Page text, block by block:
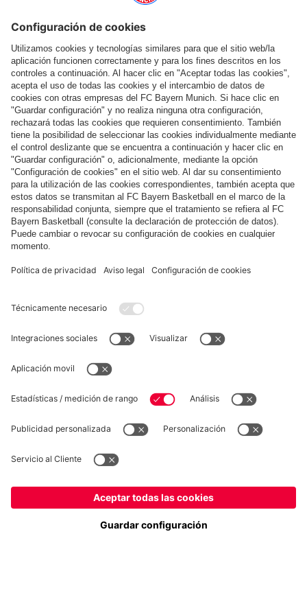
Más categorías
Síguenos
Pago y entrega
FC Bayern Store App
Privacidad
Configuración de las cookies
*Los precios incluyen el IVA y los gastos de envío
© FC Bayern München AG
FC Bayern München AG, Säbener Str. 51-57, 81547 München
Españapara entregar allí!
Globalpara entregar allí!